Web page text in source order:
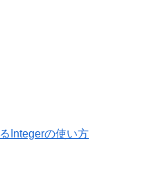
Integerの使い方